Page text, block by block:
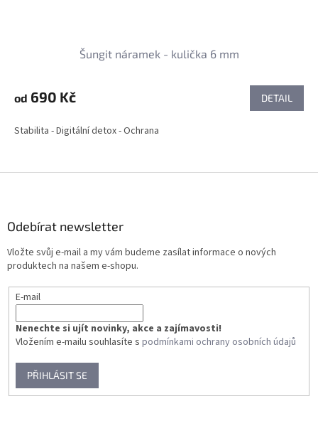
Šungit náramek - kulička 6 mm
od 690 Kč DETAIL
Stabilita - Digitální detox - Ochrana
Odebírat newsletter
Vložte svůj e-mail a my vám budeme zasílat informace o nových
produktech na našem e-shopu.
E-mail
Nenechte si ujít novinky, akce a zajímavosti!
Vložením e-mailu souhlasíte s podmínkami ochrany osobních údajů
PŘIHLÁSIT SE